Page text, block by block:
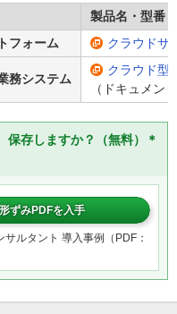
製品名・型番
フォーム
クラウドサ
務システム
クラウド型
（ドキュメン
保存しますか？（無料）＊
ずみPDFを入手
ルタント 導入事例（PDF：